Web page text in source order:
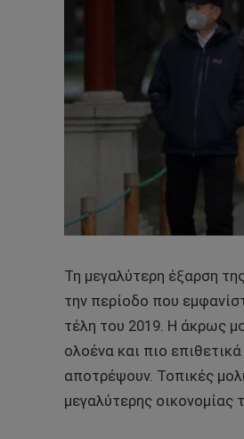
Τη μεγαλύτερη έξαρση
την περίοδο που
τέλη του 2019. Η άκρως
ολοένα και πιο
αποτρέψουν. Τοπικές
μεγαλύτερης οικονομίας